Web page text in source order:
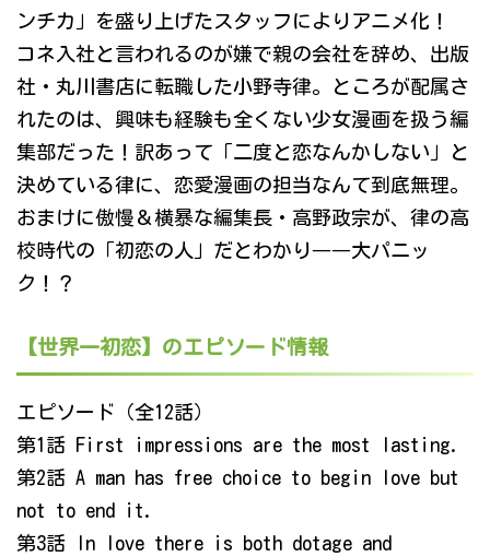
ンチカ」を盛り上げたスタッフによりアニメ化！
コネ入社と言われるのが嫌で親の会社を辞め、出版
社・丸川書店に転職した小野寺律。ところが配属さ
れたのは、興味も経験も全くない少女漫画を扱う編
集部だった！訳あって「二度と恋なんかしない」と
決めている律に、恋愛漫画の担当なんて到底無理。
おまけに傲慢＆横暴な編集長・高野政宗が、律の高
校時代の「初恋の人」だとわかり――大パニッ
ク！？
【世界一初恋】のエピソード情報
エピソード（全12話）
第1話 First impressions are the most lasting.
第2話 A man has free choice to begin love but
not to end it.
第3話 In love there is both dotage and